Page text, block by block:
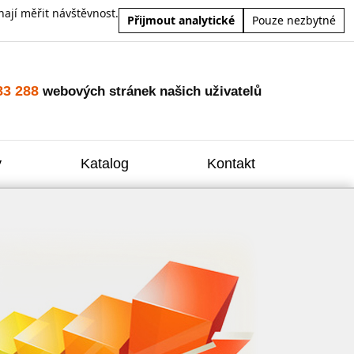
měřit návštěvnost.
Přijmout analytické Pouze nezbytné
288 webových stránek našich uživatelů
Katalog Kontakt